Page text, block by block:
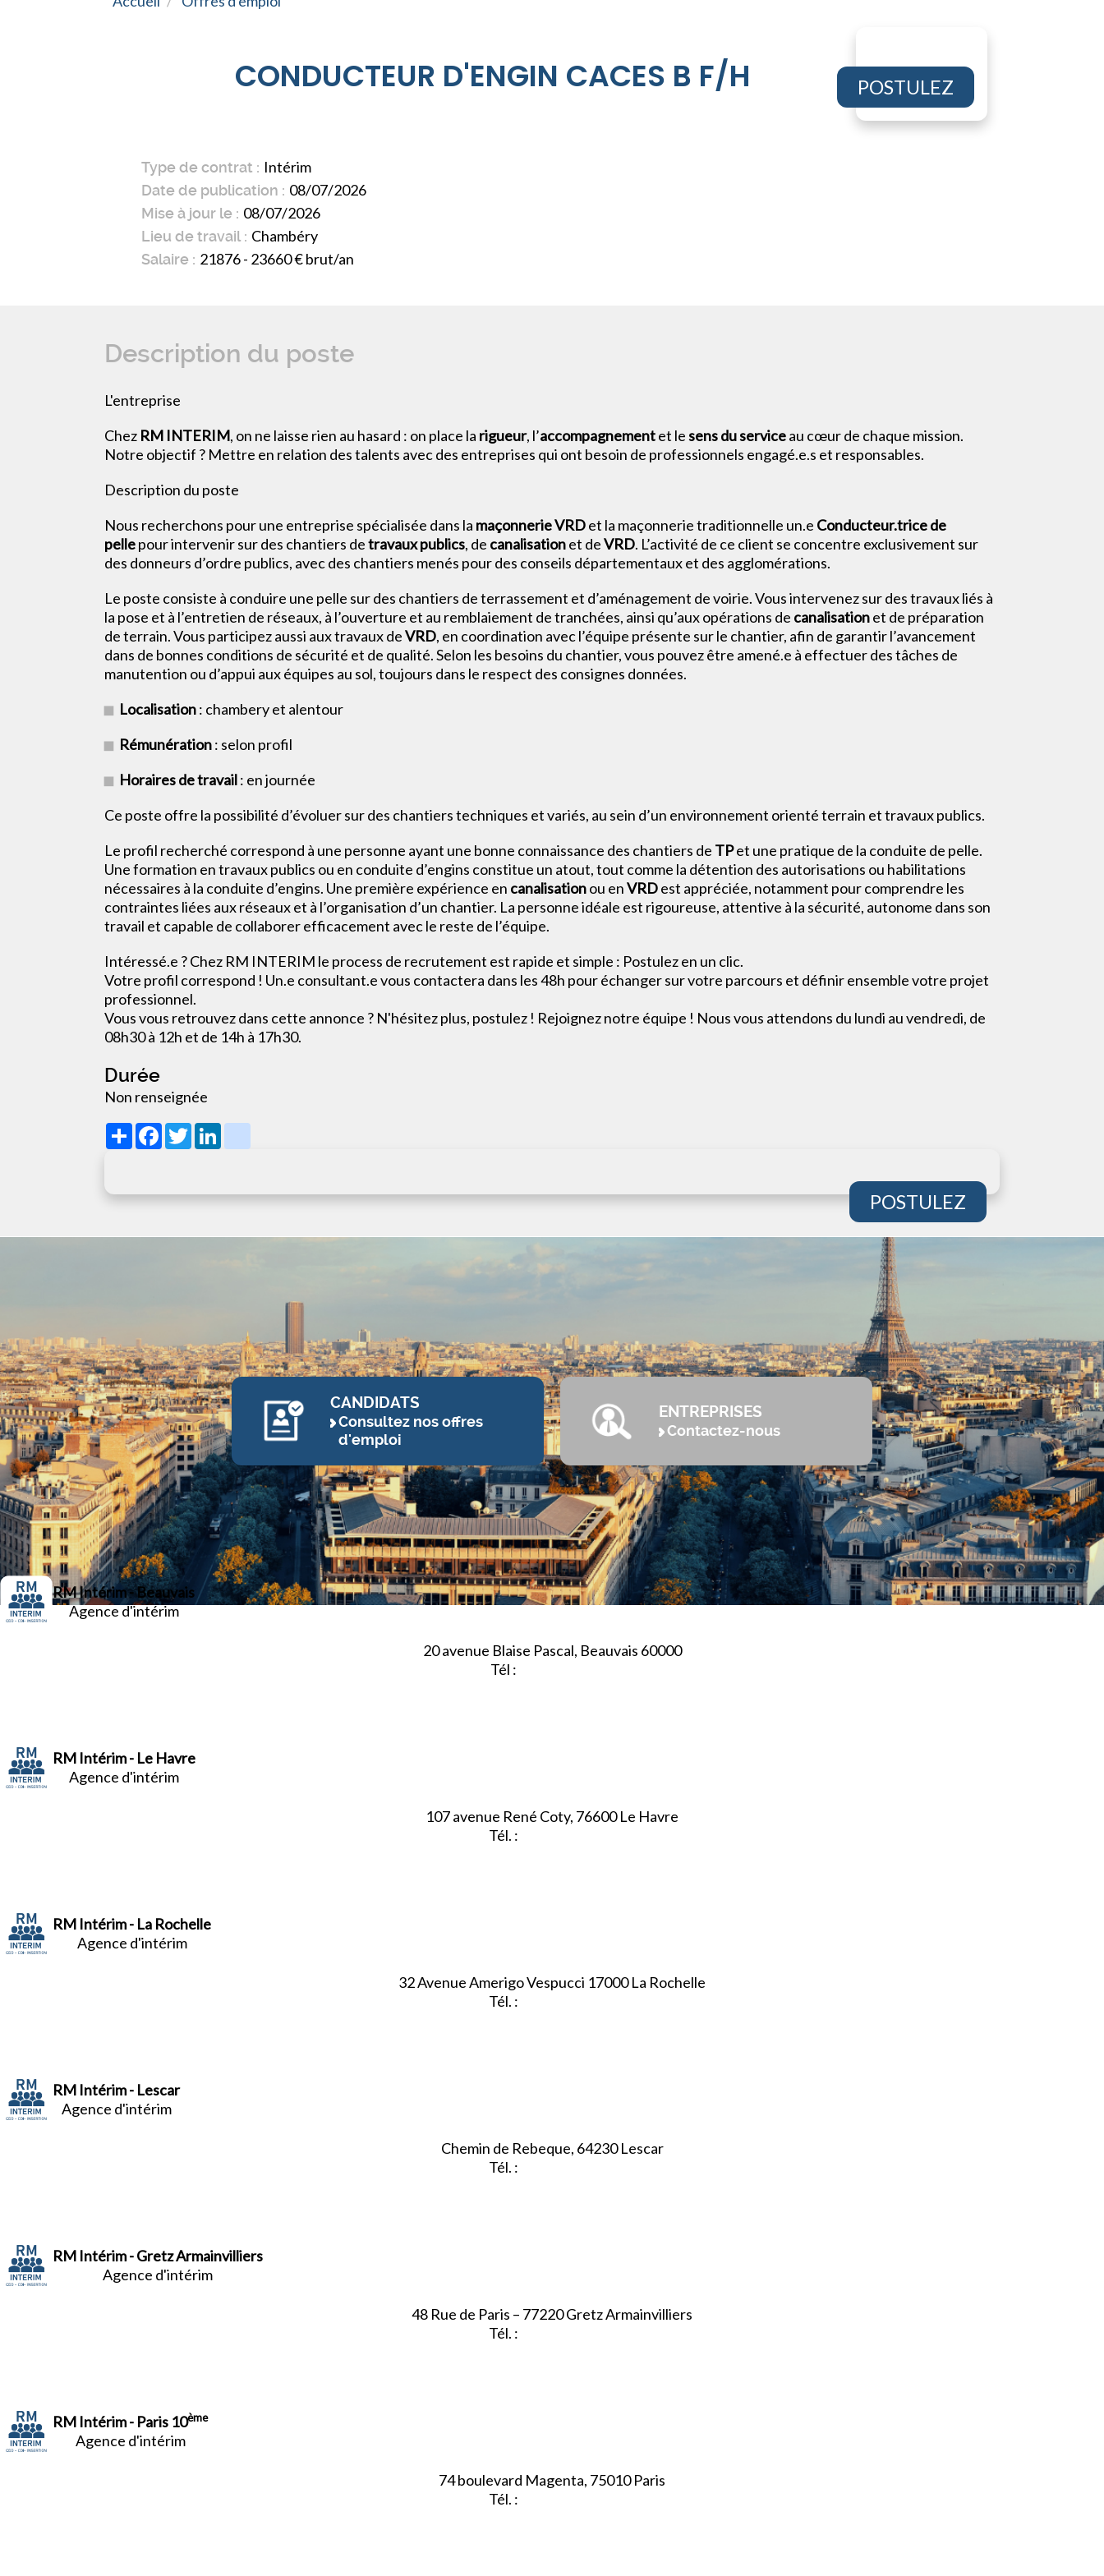
POSTULEZ
CONDUCTEUR D'ENGIN CACES B F/H
Type de contrat Intérim
Date de publication 08/07/2026
Mise à jour le 08/07/2026
Lieu de travail Chambéry
Salaire 21876 - 23660 € brut/an
Description du poste
L'entreprise
Chez RM INTERIM, on ne laisse rien au hasard : on place la rigueur, l’accompagnementet lesens du serviceau cœur de chaque mission.
Notre objectif ? Mettre en relation des talents avec des entreprises qui ont besoin de professionnels engagé.e.s et responsables.
Description du poste
Nous recherchons pour une entreprise spécialisée dans la maçonnerie VRDet la maçonnerie traditionnelle un.e Conducteur.trice de
pellepour intervenir sur des chantiers detravaux publics, de canalisationet deVRD. L’activité de ce client se concentre exclusivement sur
des donneurs d’ordre publics, avec des chantiers menés pour des conseils départementaux et des agglomérations.
Le poste consiste à conduire une pelle sur des chantiers de terrassement et d’aménagement de voirie. Vous intervenez sur des travaux liés à
la pose et à l’entretien de réseaux, à l’ouverture et au remblaiement de tranchées, ainsi qu’aux opérations de canalisationet de préparation
de terrain. Vous participez aussi aux travaux deVRD, en coordination avec l’équipe présente sur le chantier, afin de garantir l’avancement
dans de bonnes conditions de sécurité et de qualité. Selon les besoins du chantier, vous pouvez être amené.e à effectuer des tâches de
manutention ou d’appui aux équipes au sol, toujours dans le respect des consignes données.
Localisation: chambery et alentour
Rémunération: selon profil
Horaires de travail: en journée
Ce poste offre la possibilité d’évoluer sur des chantiers techniques et variés, au sein d’un environnement orienté terrain et travaux publics.
Le profil recherché correspond à une personne ayant une bonne connaissance des chantiers de TPet une pratique de la conduite de pelle.
Une formation en travaux publics ou en conduite d’engins constitue un atout, tout comme la détention des autorisations ou habilitations
nécessaires à la conduite d’engins. Une première expérience en canalisationou enVRDest appréciée, notamment pour comprendre les
contraintes liées aux réseaux et à l’organisation d’un chantier. La personne idéale est rigoureuse, attentive à la sécurité, autonome dans son
travail et capable de collaborer efficacement avec le reste de l’équipe.
Intéressé.e ? Chez RM INTERIM le process de recrutement est rapide et simple : Postulez en un clic.
Votre profil correspond ! Un.e consultant.e vous contactera dans les 48h pour échanger sur votre parcours et définir ensemble votre projet
professionnel.
Vous vous retrouvez dans cette annonce ? N'hésitez plus, postulez ! Rejoignez notre équipe ! Nous vous attendons du lundi au vendredi, de
08h30 à 12h et de 14h à 17h30.
Durée
Non renseignée
ShareFacebook
TwitterLinkedIn
POSTULEZ
CANDIDATS
Consultez nos offres
d'emploi
ENTREPRISES
Contactez-nous
RM Intérim - Beauvais
Agence d'intérim
20 avenue Blaise Pascal, Beauvais 60000
Tél :
RM Intérim - Le Havre
Agence d'intérim
107 avenue René Coty, 76600 Le Havre
Tél. :
RM Intérim - La Rochelle
Agence d'intérim
32 Avenue Amerigo Vespucci 17000 La Rochelle
Tél. :
RM Intérim - Lescar
Agence d'intérim
Chemin de Rebeque, 64230 Lescar
Tél. :
RM Intérim - Gretz Armainvilliers
Agence d'intérim
48 Rue de Paris – 77220 Gretz Armainvilliers
Tél. :
RM Intérim - Paris 10ème
Agence d'intérim
74 boulevard Magenta, 75010 Paris
Tél. :